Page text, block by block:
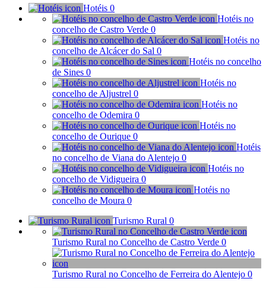
Hotéis 0
Hotéis no
concelho de Castro Verde 0
Hotéis no
concelho de Alcácer do Sal 0
Hotéis no concelho
de Sines 0
Hotéis no
concelho de Aljustrel 0
Hotéis no
concelho de Odemira 0
Hotéis no
concelho de Ourique 0
Hotéis
no concelho de Viana do Alentejo 0
Hotéis no
concelho de Vidigueira 0
Hotéis no
concelho de Moura 0
Turismo Rural 0
Turismo Rural no Concelho de Castro Verde 0
Turismo Rural no Concelho de Ferreira do Alentejo 0